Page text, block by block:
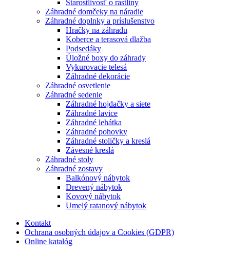
Starostlivosť o rastliny
Záhradné domčeky na náradie
Záhradné doplnky a príslušenstvo
Hračky na záhradu
Koberce a terasová dlažba
Podsedáky
Úložné boxy do záhrady
Vykurovacie telesá
Záhradné dekorácie
Záhradné osvetlenie
Záhradné sedenie
Záhradné hojdačky a siete
Záhradné lavice
Záhradné lehátka
Záhradné pohovky
Záhradné stoličky a kreslá
Závesné kreslá
Záhradné stoly
Záhradné zostavy
Balkónový nábytok
Drevený nábytok
Kovový nábytok
Umelý ratanový nábytok
Kontakt
Ochrana osobných údajov a Cookies (GDPR)
Online katalóg